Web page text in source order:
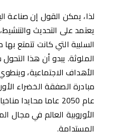
لذا، يمكن القول إن صناعة
يعتمد على التحديث
السلبية التي كانت تتمتع
الملوثة. يبدو أن هذا
الأهداف الاجتماعية،
مبادرة الصفقة الخضراء
عام 2050 عاما محايدا
الأوروبية العالم في مجال
المستدامة.